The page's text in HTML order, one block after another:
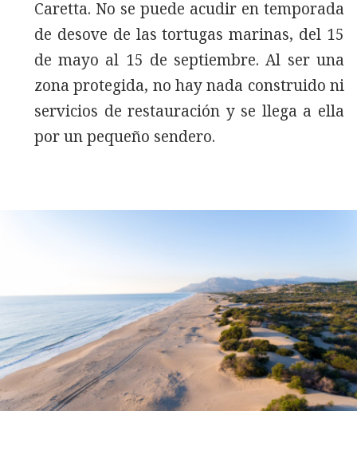
Caretta. No se puede acudir en temporada
de desove de las tortugas marinas, del 15
de mayo al 15 de septiembre. Al ser una
zona protegida, no hay nada construido ni
servicios de restauración y se llega a ella
por un pequeño sendero.